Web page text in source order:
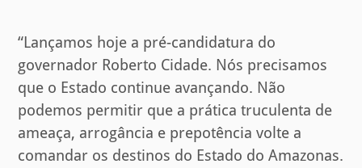
“Lançamos hoje a pré-candidatura do
governador Roberto Cidade. Nós precisamos
que o Estado continue avançando. Não
podemos permitir que a prática truculenta de
ameaça, arrogância e prepotência volte a
comandar os destinos do Estado do Amazonas.